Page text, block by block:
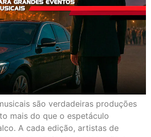
são verdadeiras produções
mais do que o espetáculo
A cada edição, artistas de